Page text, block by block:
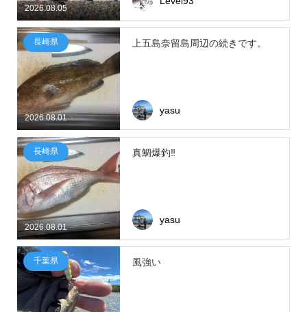
2026.08.05
2026.08.01
長崎県 上五島奈留島周辺の続きです。
yasu
2026.08.01
長崎県 真鯛爆釣‼
yasu
千葉県 風強い